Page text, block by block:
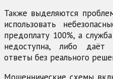
Также выделяются
использовать
предоплату 100%, а
недоступна, либо даёт
ответы без реального